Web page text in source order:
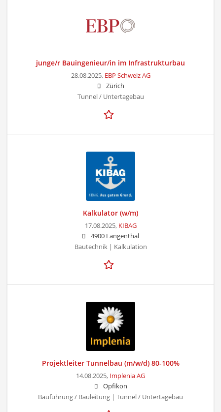
junge/r Bauingenieur/in im Infrastrukturbau
28.08.2025, EBP Schweiz AG
Zürich
Tunnel / Untertagebau
Kalkulator (w/m)
17.08.2025, KIBAG
4900 Langenthal
Bautechnik | Kalkulation
Projektleiter Tunnelbau (m/w/d) 80-100%
14.08.2025, Implenia AG
Opfikon
Bauführung / Bauleitung | Tunnel / Untertagebau